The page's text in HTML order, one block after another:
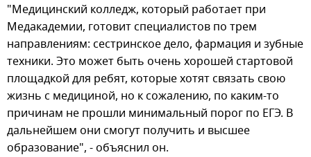
"Медицинский колледж, который работает при
Медакадемии, готовит специалистов по трем
направлениям: сестринское дело, фармация и зубные
техники. Это может быть очень хорошей стартовой
площадкой для ребят, которые хотят связать свою
жизнь с медициной, но к сожалению, по каким-то
причинам не прошли минимальный порог по ЕГЭ. В
дальнейшем они смогут получить и высшее
образование", - объяснил он.